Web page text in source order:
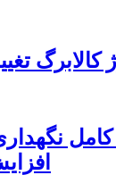
کالابرگ
کامل